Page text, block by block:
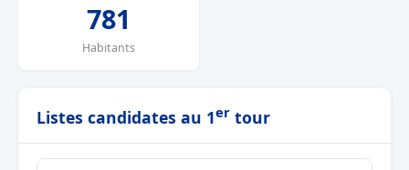
781
Habitants
Listes candidates au 1er tour